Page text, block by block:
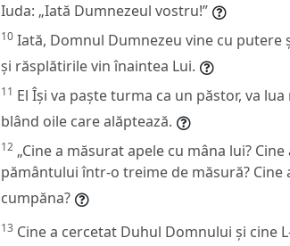
Iuda: „Iată Dumnezeul vostru!”
10 Iată, Domnul Dumnezeu vine cu putere
și răsplătirile vin înaintea Lui.
11 El Își va paște turma ca un păstor, va
blând oile care alăptează.
12 „Cine a măsurat apele cu mâna lui?
pământului într-o treime de măsură?
cumpăna?
13 Cine a cercetat Duhul Domnului și cine